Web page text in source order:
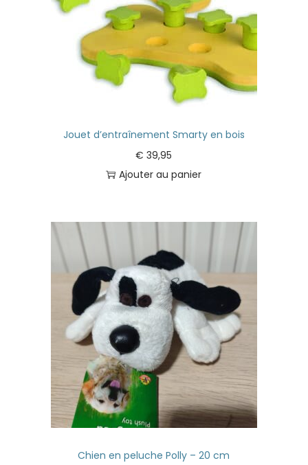
Jouet d’entraînement Smarty en bois
€ 39,95
Ajouter au panier
Chien en peluche Polly – 20 cm